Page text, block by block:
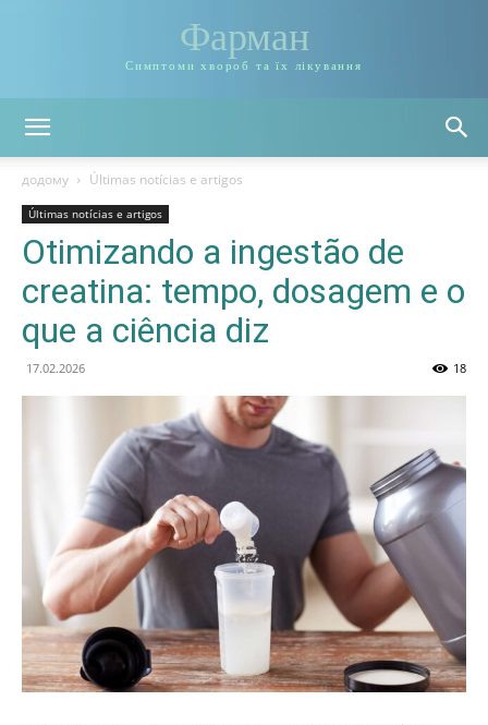
Фарман
Симптоми хвороб та їх лікування
додому Últimas notícias e artigos
Últimas notícias e artigos
Otimizando a ingestão de
creatina: tempo, dosagem e o
que a ciência diz
17.02.2026 18